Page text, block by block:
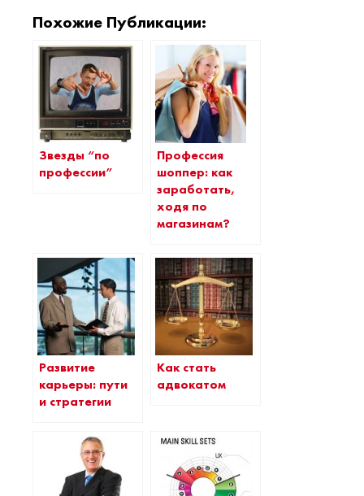
Похожие Публикации:
Звезды “по
профессии”
Профессия
шоппер: как
заработать,
ходя по
магазинам?
Развитие
карьеры: пути
и стратегии
Как стать
адвокатом